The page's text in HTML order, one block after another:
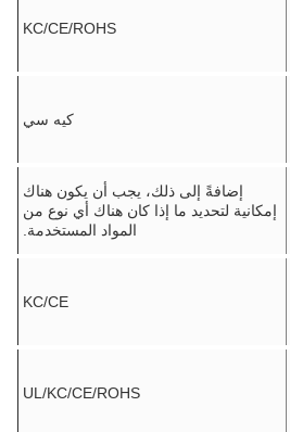
KC/CE/ROHS
كيه سي
إضافةً إلى ذلك، يجب أن يكون هناك
إمكانية لتحديد ما إذا كان هناك أي نوع من
المواد المستخدمة.
KC/CE
UL/KC/CE/ROHS